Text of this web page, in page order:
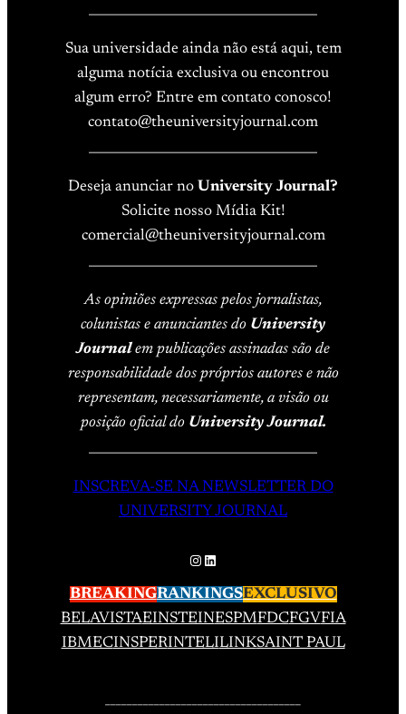
Sua universidade ainda não está aqui, tem
alguma notícia exclusiva ou encontrou
algum erro? Entre em contato conosco!
contato@theuniversityjournal.com
Deseja anunciar no University Journal?
Solicite nosso Mídia Kit!
comercial@theuniversityjournal.com
As opiniões expressas pelos jornalistas,
colunistas e anunciantes do University
Journalem publicações assinadas são de
responsabilidade dos próprios autores e não
representam, necessariamente, a visão ou
posição oficial do University Journal.
INSCREVA-SE NA NEWSLETTER DO
UNIVERSITY JOURNAL
Instagram
LinkedIn
BREAKINGRANKINGSEXCLUSIVO
BELAVISTAEINSTEINESPMFDCFGVFIA
IBMECINSPERINTELILINKSAINT PAUL